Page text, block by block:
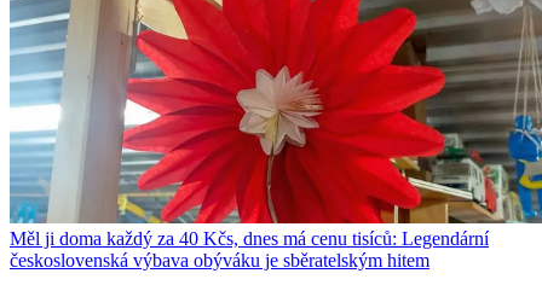
Měl ji doma každý za 40 Kčs, dnes má cenu tisíců: Legendární
československá výbava obýváku je sběratelským hitem